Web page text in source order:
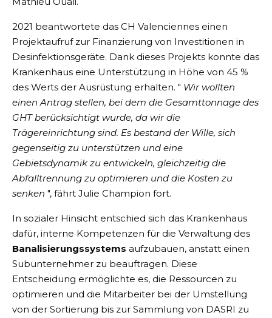
2021 beantwortete das CH Valenciennes einen
Projektaufruf zur Finanzierung von Investitionen in
Desinfektionsgeräte. Dank dieses Projekts konnte das
Krankenhaus eine Unterstützung in Höhe von 45 %
des Werts der Ausrüstung erhalten. " Wir wollten
einen Antrag stellen, bei dem die Gesamttonnage des
GHT berücksichtigt wurde, da wir die
Trägereinrichtung sind. Es bestand der Wille, sich
gegenseitig zu unterstützen und eine
Gebietsdynamik zu entwickeln, gleichzeitig die
Abfalltrennung zu optimieren und die Kosten zu
senken ", fährt Julie Champion fort.
In sozialer Hinsicht entschied sich das Krankenhaus
dafür, interne Kompetenzen für die Verwaltung des
Banalisierungssystems aufzubauen, anstatt einen
Subunternehmer zu beauftragen. Diese
Entscheidung ermöglichte es, die Ressourcen zu
optimieren und die Mitarbeiter bei der Umstellung
von der Sortierung bis zur Sammlung von DASRI zu